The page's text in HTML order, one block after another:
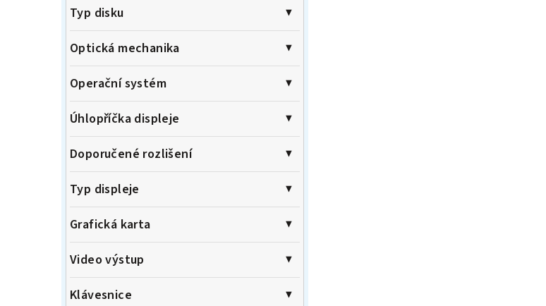
Typ disku
Optická mechanika
Operační systém
Úhlopříčka displeje
Doporučené rozlišení
Typ displeje
Grafická karta
Video výstup
Klávesnice